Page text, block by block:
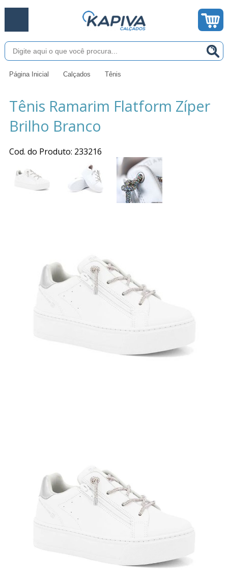
Página Inicial Calçados Tênis
Tênis Ramarim Flatform Zíper
Brilho Branco
Cod. do Produto: 233216